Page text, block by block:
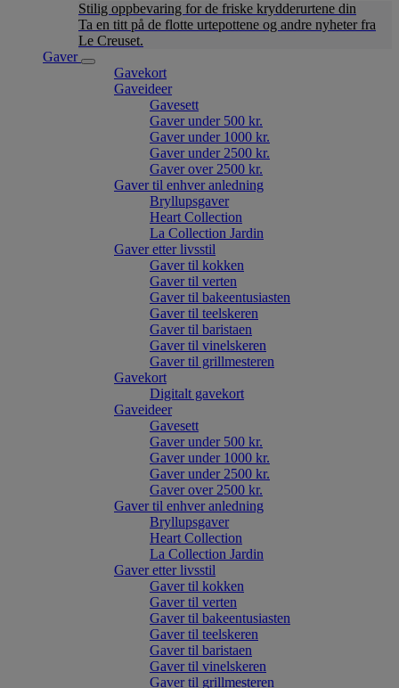
Stilig oppbevaring for de friske krydderurtene din
Ta en titt på de flotte urtepottene og andre nyheter fra
Le Creuset.
Gaver
Gavekort
Gaveideer
Gavesett
Gaver under 500 kr.
Gaver under 1000 kr.
Gaver under 2500 kr.
Gaver over 2500 kr.
Gaver til enhver anledning
Bryllupsgaver
Heart Collection
La Collection Jardin
Gaver etter livsstil
Gaver til kokken
Gaver til verten
Gaver til bakeentusiasten
Gaver til teelskeren
Gaver til baristaen
Gaver til vinelskeren
Gaver til grillmesteren
Gavekort
Digitalt gavekort
Gaveideer
Gavesett
Gaver under 500 kr.
Gaver under 1000 kr.
Gaver under 2500 kr.
Gaver over 2500 kr.
Gaver til enhver anledning
Bryllupsgaver
Heart Collection
La Collection Jardin
Gaver etter livsstil
Gaver til kokken
Gaver til verten
Gaver til bakeentusiasten
Gaver til teelskeren
Gaver til baristaen
Gaver til vinelskeren
Gaver til grillmesteren